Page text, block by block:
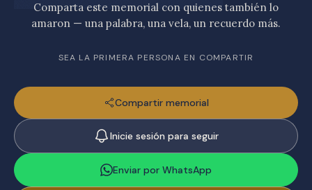
Comparta este memorial con quienes también lo
amaron — una palabra, una vela, un recuerdo más.
SEA LA PRIMERA PERSONA EN COMPARTIR
Compartir memorial
Inicie sesión para seguir
Enviar por WhatsApp